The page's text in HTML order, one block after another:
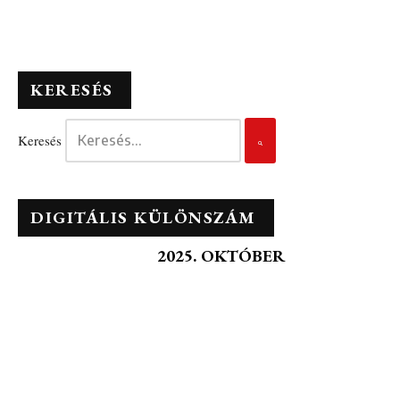
KERESÉS
Keresés
DIGITÁLIS KÜLÖNSZÁM
2025. OKTÓBER